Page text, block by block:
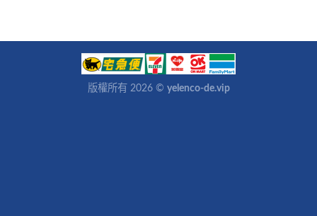
版權所有 2026 © yelenco-de.vip